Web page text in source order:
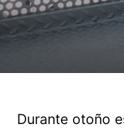
Durante otoño